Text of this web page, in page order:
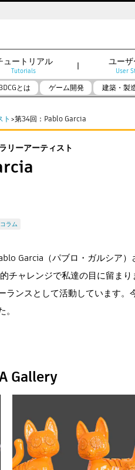
ュートリアル
Tutorials
ユー
User
とは ゲーム開発 建築・製
ト >第34回：Pablo Garcia
リーアーティスト
コラム
Garcia（パブロ・ガルシア
チャレンジで私達の目に留ま
ランスとして活動しています
Gallery